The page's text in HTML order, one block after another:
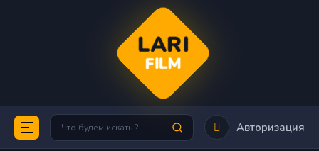
LARI
FILM
Авторизация